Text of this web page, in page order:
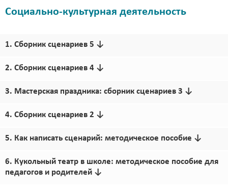
Социально-культурная деятельность
1. Сборник сценариев 5 ↓
2. Сборник сценариев 4 ↓
3. Мастерская праздника: сборник сценариев 3 ↓
4. Сборник сценариев 2 ↓
5. Как написать сценарий: методическое пособие ↓
6. Кукольный театр в школе: методическое пособие для
педагогов и родителей ↓